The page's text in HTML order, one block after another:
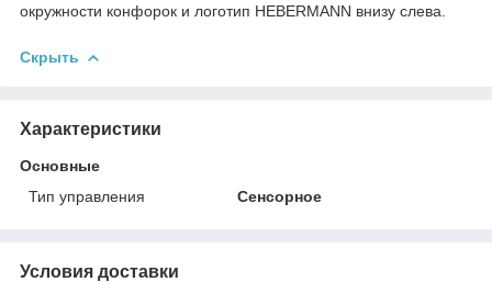
окружности конфорок и логотип HEBERMANN внизу слева.
Скрыть
Характеристики
Основные
Тип управления
Сенсорное
Условия доставки